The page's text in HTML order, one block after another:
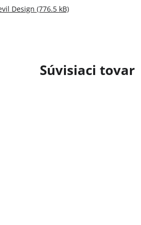
Súvisiaci tovar
Design (776.5 kB)